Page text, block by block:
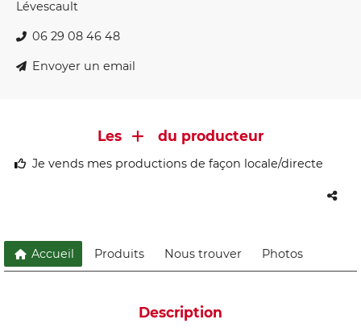
Lévescault
06 29 08 46 48
Envoyer un email
Les du producteur
Je vends mes productions de façon locale/directe
Accueil Produits Nous trouver Photos
Description